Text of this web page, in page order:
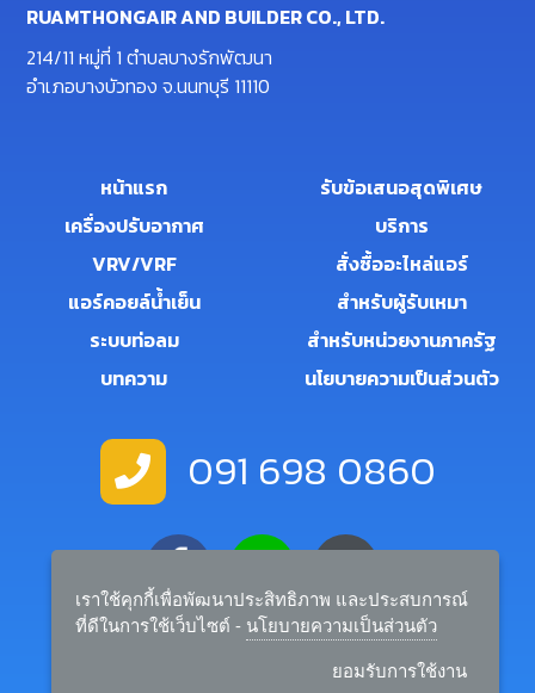
RUAMTHONGAIR AND BUILDER CO., LTD.
214/11 หมู่ที่ 1 ตำบลบางรักพัฒนา
อำเภอบางบัวทอง จ.นนทบุรี 11110
หน้าแรก
เครื่องปรับอากาศ
VRV/VRF
แอร์คอยล์น้ำเย็น
ระบบท่อลม
บทความ
รับข้อเสนอสุดพิเศษ
บริการ
สั่งซื้ออะไหล่แอร์
สำหรับผู้รับเหมา
สำหรับหน่วยงานภาครัฐ
นโยบายความเป็นส่วนตัว
091 698 0860
salemanager.rtairandbuilder@gmail.com
เราใช้คุกกี้เพื่อพัฒนาประสิทธิภาพ และประสบการณ์
ที่ดีในการใช้เว็บไซต์ - นโยบายความเป็นส่วนตัว
ยอมรับการใช้งาน